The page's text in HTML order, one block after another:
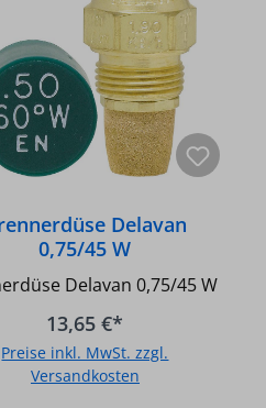
Delavan
0,75/45 W
Delavan 0,75/45 W
13,65 €*
Preise inkl. MwSt. zzgl.
Versandkosten